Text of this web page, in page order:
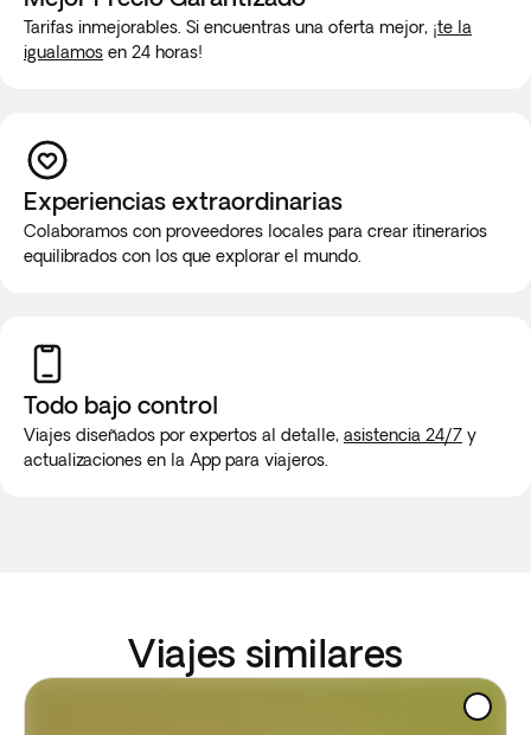
Tarifas inmejorables. Si encuentras una oferta mejor, ¡te la
igualamos en 24 horas!
Experiencias extraordinarias
Colaboramos con proveedores locales para crear itinerarios
equilibrados con los que explorar el mundo.
Todo bajo control
Viajes diseñados por expertos al detalle, asistencia 24/7 y
actualizaciones en la App para viajeros.
Viajes similares